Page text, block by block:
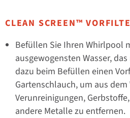
CLEAN SCREEN™
Befüllen Sie Ihren Whirlpool
ausgewogensten Wasser,
dazu beim Befüllen einen
Gartenschlauch, um aus
Verunreinigungen,
andere Metalle zu entfernen.